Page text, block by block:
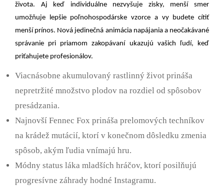
života. Aj keď individuálne nezvyšuje zisky, menší smer
umožňuje lepšie poľnohospodárske vzorce a vy budete cítiť
menší prínos. Nová jedinečná animácia napájania a neočakávané
správanie pri priamom zakopávaní ukazujú vašich ľudí, keď
priťahujete profesionálov.
Viacnásobne akumulovaný rastlinný život prináša
nepretržité množstvo plodov na rozdiel od spôsobov
presádzania.
Najnovší Fennec Fox prináša prelomových techníkov
na krádež mutácií, ktorí v konečnom dôsledku zmenia
spôsob, akým ľudia vnímajú hru.
Módny status láka mladších hráčov, ktorí posilňujú
progresívne záhrady hodné Instagramu.